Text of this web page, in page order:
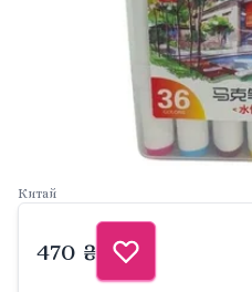
Китай
470 ₴